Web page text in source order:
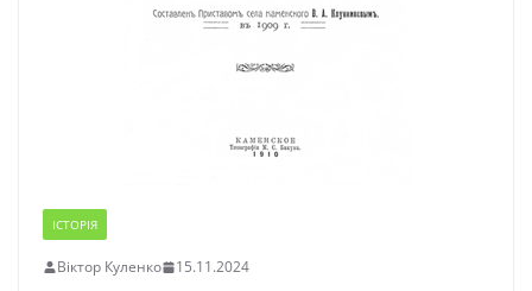
ІСТОРІЯ
Віктор Куленко 15.11.2024